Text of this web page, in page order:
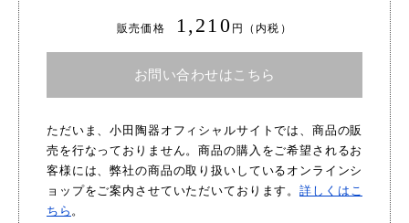
販売価格 1,210 円（内税）
お問い合わせはこちら
ただいま、小田陶器オフィシャルサイトでは、商品の販
売を行なっておりません。商品の購入をご希望されるお
客様には、弊社の商品の取り扱いしているオンラインシ
ョップをご案内させていただいております。詳しくはこ
ちら 。